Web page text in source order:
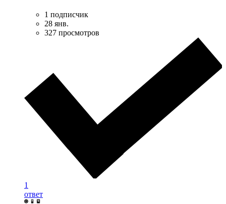
1 подписчик
28 янв.
327 просмотров
1
ответ